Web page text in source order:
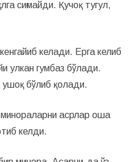
сиғмайди. Қучоқ тугул,
келади. Ерга келиб
улкан гумбаз бўлади.
ушоқ бўлиб қолади.
асрлар оша
келди.